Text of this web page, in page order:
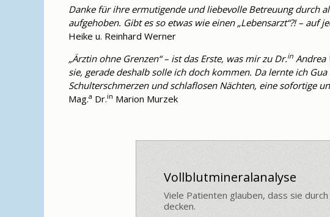
Danke für ihre ermutigende und liebevolle Betreuung durch
aufgehoben. Gibt es so etwas wie einen „Lebensarzt“?! – auf
Heike u. Reinhard Werner
„Ärztin ohne Grenzen“ – ist das Erste, was mir zu Dr.in Andrea
sie, gerade deshalb solle ich doch kommen. Da lernte ich
Schulterschmerzen und schlaflosen Nächten, eine sofortige
Mag.a Dr.in Marion Murzek
Vollblutmineralanalyse
Viele Patienten glauben, dass sie
decken.
Corona - Corona - Corona
Die meisten Patienten können das
Chronic Fatigue / Long Covid
Nach Viruserkrankungen kann es
aufgrund der Erschöpfung oft nur mit
Dies ist natürlich auch manchmal nach
Parasiten
Osteoporose